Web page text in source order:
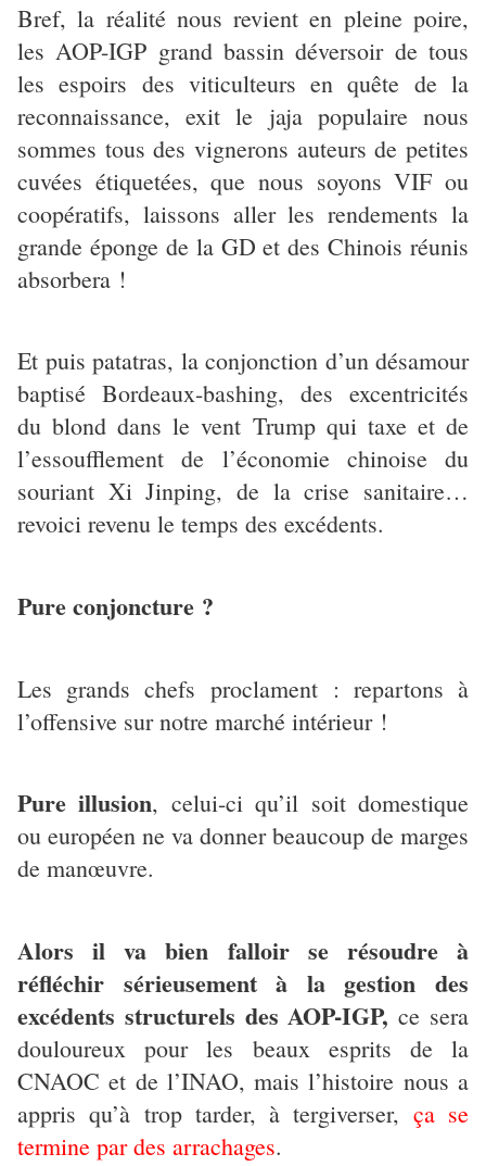
Bref, la réalité nous revient en pleine poire,
les AOP-IGP grand bassin déversoir de tous
les espoirs des viticulteurs en quête de la
reconnaissance, exit le jaja populaire nous
sommes tous des vignerons auteurs de petites
cuvées étiquetées, que nous soyons VIF ou
coopératifs, laissons aller les rendements la
grande éponge de la GD et des Chinois réunis
absorbera !
Et puis patatras, la conjonction d’un désamour
baptisé Bordeaux-bashing, des excentricités
du blond dans le vent Trump qui taxe et de
l’essoufflement de l’économie chinoise du
souriant Xi Jinping, de la crise sanitaire…
revoici revenu le temps des excédents.
Pure conjoncture ?
Les grands chefs proclament : repartons à
l’offensive sur notre marché intérieur !
Pure illusion, celui-ci qu’il soit domestique
ou européen ne va donner beaucoup de marges
de manœuvre.
Alors il va bien falloir se résoudre à
réfléchir sérieusement à la gestion des
excédents structurels des AOP-IGP, ce sera
douloureux pour les beaux esprits de la
CNAOC et de l’INAO, mais l’histoire nous a
appris qu’à trop tarder, à tergiverser, ça se
termine par des arrachages.